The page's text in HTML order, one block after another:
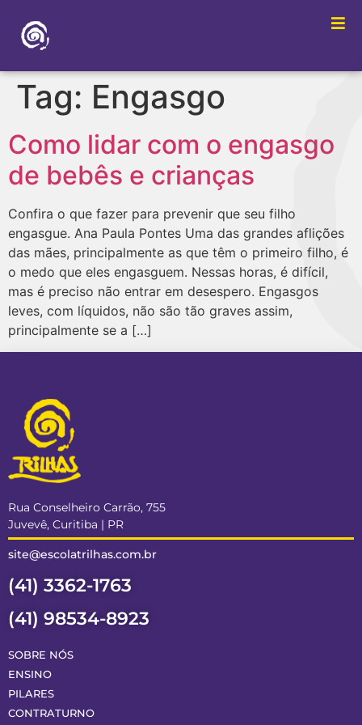
Tag: Engasgo
Como lidar com o engasgo
de bebês e crianças
Confira o que fazer para prevenir que seu filho
engasgue. Ana Paula Pontes Uma das grandes aflições
das mães, principalmente as que têm o primeiro filho, é
o medo que eles engasguem. Nessas horas, é difícil,
mas é preciso não entrar em desespero. Engasgos
leves, com líquidos, não são tão graves assim,
principalmente se a […]
Rua Conselheiro Carrão, 755
Juvevê, Curitiba | PR
site@escolatrilhas.com.br
(41) 3362-1763
(41) 98534-8923
SOBRE NÓS
ENSINO
PILARES
CONTRATURNO